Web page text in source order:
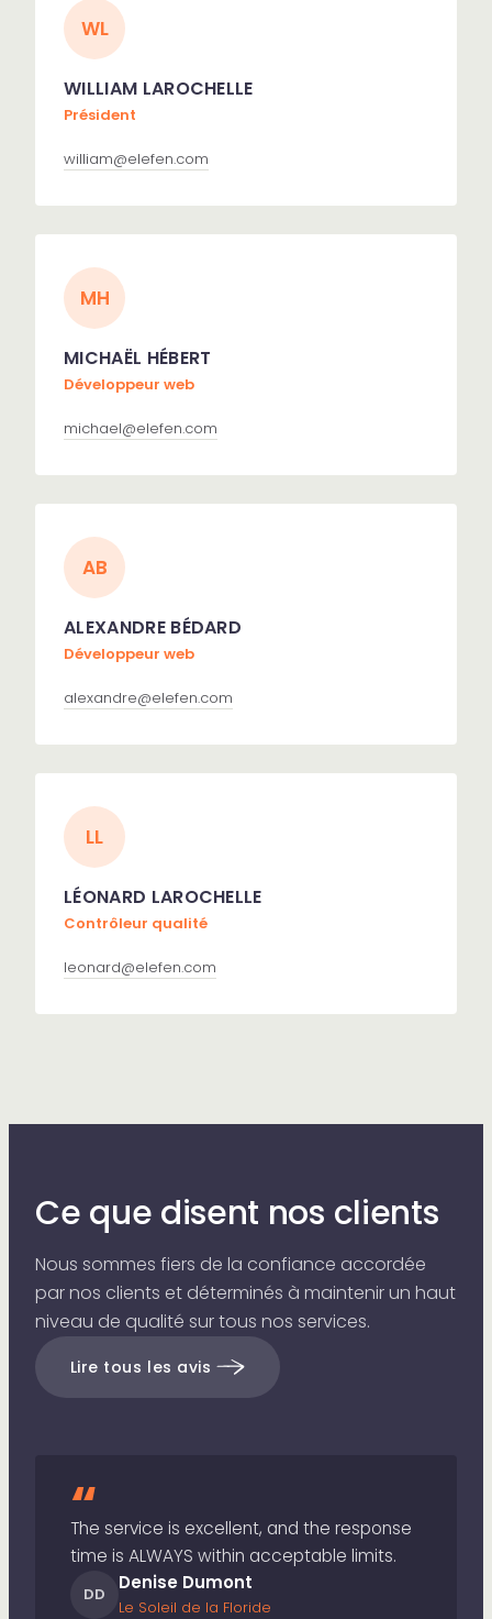
WL
WILLIAM LAROCHELLE
Président
william@elefen.com
MH
MICHAËL HÉBERT
Développeur web
michael@elefen.com
AB
ALEXANDRE BÉDARD
Développeur web
alexandre@elefen.com
LL
LÉONARD LAROCHELLE
Contrôleur qualité
leonard@elefen.com
Ce que disent nos clients
Nous sommes fiers de la confiance accordée
par nos clients et déterminés à maintenir un haut
niveau de qualité sur tous nos services.
Lire tous les avis
“
The service is excellent, and the response
time is ALWAYS within acceptable limits.
DD
Denise Dumont
Le Soleil de la Floride